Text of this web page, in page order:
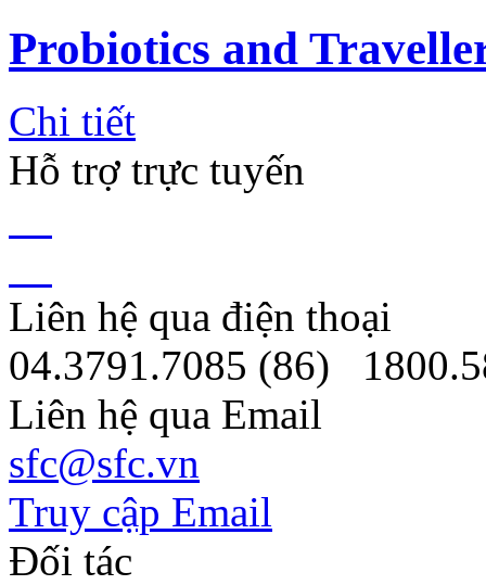
Probiotics and
Chi tiết
Hỗ trợ trực tuyến
Liên hệ qua điện thoại
04.3791.7085 (86)
Liên hệ qua Email
sfc@sfc.vn
Truy cập Email
Đối tác